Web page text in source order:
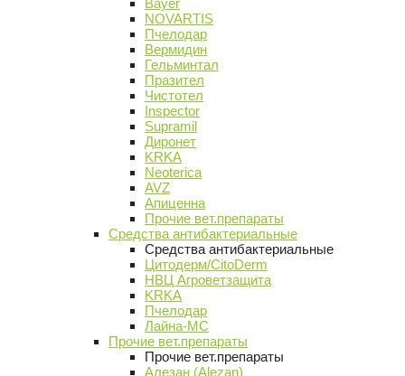
Bayer
NOVARTIS
Пчелодар
Вермидин
Гельминтал
Празител
Чистотел
Inspector
Supramil
Диронет
KRKA
Neoterica
AVZ
Апиценна
Прочие вет.препараты
Средства антибактериальные
Средства антибактериальные
Цитодерм/CitoDerm
НВЦ Агроветзащита
KRKA
Пчелодар
Лайна-МС
Прочие вет.препараты
Прочие вет.препараты
Алезан (Alezan)